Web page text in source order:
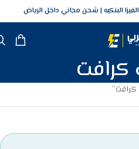
شحن مجاني داخل الرياض